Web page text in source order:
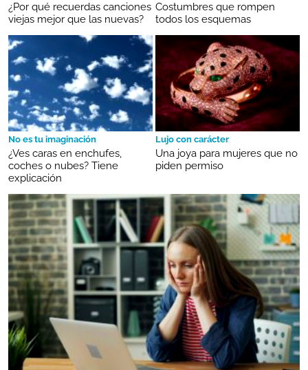
¿Por qué recuerdas canciones
viejas mejor que las nuevas?
Costumbres que rompen
todos los esquemas
No es tu imaginación
¿Ves caras en enchufes,
coches o nubes? Tiene
explicación
Lujo con carácter
Una joya para mujeres que no
piden permiso